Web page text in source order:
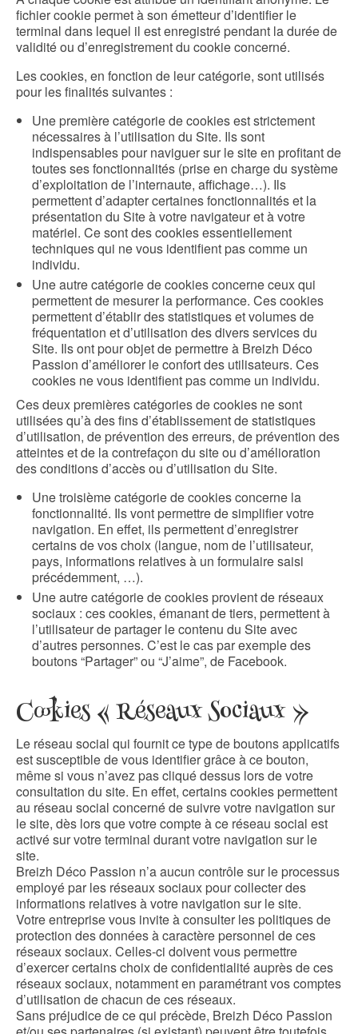
fichier cookie permet à son émetteur d’identifier le
terminal dans lequel il est enregistré pendant la durée de
validité ou d’enregistrement du cookie concerné.
Les cookies, en fonction de leur catégorie, sont utilisés
pour les finalités suivantes :
Une première catégorie de cookies est strictement
nécessaires à l’utilisation du Site. Ils sont
indispensables pour naviguer sur le site en profitant de
toutes ses fonctionnalités (prise en charge du système
d’exploitation de l’internaute, affichage…). Ils
permettent d’adapter certaines fonctionnalités et la
présentation du Site à votre navigateur et à votre
matériel. Ce sont des cookies essentiellement
techniques qui ne vous identifient pas comme un
individu.
Une autre catégorie de cookies concerne ceux qui
permettent de mesurer la performance. Ces cookies
permettent d’établir des statistiques et volumes de
fréquentation et d’utilisation des divers services du
Site. Ils ont pour objet de permettre à Breizh Déco
Passion d’améliorer le confort des utilisateurs. Ces
cookies ne vous identifient pas comme un individu.
Ces deux premières catégories de cookies ne sont
utilisées qu’à des fins d’établissement de statistiques
d’utilisation, de prévention des erreurs, de prévention des
atteintes et de la contrefaçon du site ou d’amélioration
des conditions d’accès ou d’utilisation du Site.
Une troisième catégorie de cookies concerne la
fonctionnalité. Ils vont permettre de simplifier votre
navigation. En effet, ils permettent d’enregistrer
certains de vos choix (langue, nom de l’utilisateur,
pays, informations relatives à un formulaire saisi
précédemment, …).
Une autre catégorie de cookies provient de réseaux
sociaux : ces cookies, émanant de tiers, permettent à
l’utilisateur de partager le contenu du Site avec
d’autres personnes. C’est le cas par exemple des
boutons “Partager” ou “J’aime”, de Facebook.
Cookies « Réseaux Sociaux »
Le réseau social qui fournit ce type de boutons applicatifs
est susceptible de vous identifier grâce à ce bouton,
même si vous n’avez pas cliqué dessus lors de votre
consultation du site. En effet, certains cookies permettent
au réseau social concerné de suivre votre navigation sur
le site, dès lors que votre compte à ce réseau social est
activé sur votre terminal durant votre navigation sur le
site.
Breizh Déco Passion n’a aucun contrôle sur le processus
employé par les réseaux sociaux pour collecter des
informations relatives à votre navigation sur le site.
Votre entreprise vous invite à consulter les politiques de
protection des données à caractère personnel de ces
réseaux sociaux. Celles-ci doivent vous permettre
d’exercer certains choix de confidentialité auprès de ces
réseaux sociaux, notamment en paramétrant vos comptes
d’utilisation de chacun de ces réseaux.
Sans préjudice de ce qui précède, Breizh Déco Passion